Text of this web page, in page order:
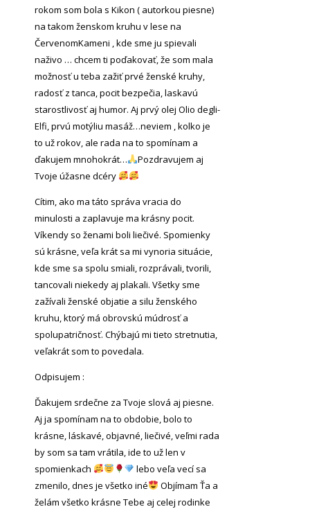
rokom som bola s Kikon ( autorkou piesne)
na takom ženskom kruhu v lese na
ČervenomKameni , kde sme ju spievali
naživo … chcem ti poďakovať, že som mala
možnosť u teba zažiť prvé ženské kruhy,
radosť z tanca, pocit bezpečia, laskavú
starostlivosť aj humor. Aj prvý olej Olio degli-
Elfi, prvú motýliu masáž…neviem , kolko je
to už rokov, ale rada na to spomínam a
ďakujem mnohokrát…
Pozdravujem aj
Tvoje úžasne dcéry
Cítim, ako ma táto správa vracia do
minulosti a zaplavuje ma krásny pocit.
Víkendy so ženami boli liečivé. Spomienky
sú krásne, veľa krát sa mi vynoria situácie,
kde sme sa spolu smiali, rozprávali, tvorili,
tancovali niekedy aj plakali. Všetky sme
zažívali ženské objatie a silu ženského
kruhu, ktorý má obrovskú múdrosť a
spolupatričnosť. Chýbajú mi tieto stretnutia,
veľakrát som to povedala.
Odpisujem :
Ďakujem srdečne za Tvoje slová aj piesne.
Aj ja spomínam na to obdobie, bolo to
krásne, láskavé, objavné, liečivé, veľmi rada
by som sa tam vrátila, ide to už len v
spomienkach
lebo veľa vecí sa
zmenilo, dnes je všetko iné
Objímam Ťa a
želám všetko krásne Tebe aj celej rodinke